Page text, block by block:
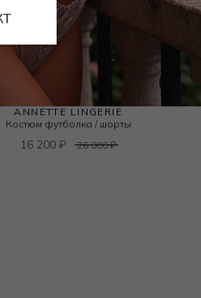
ANNETTE LINGERIE
Костюм футболка / шорты
16 200₽ 26 000₽